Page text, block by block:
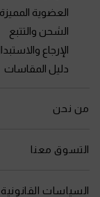
العضوية المميزة
الشحن والتتبع
الإرجاع
دليل المقاسات
من نحن
التسوق معنا
السياسات القانونية